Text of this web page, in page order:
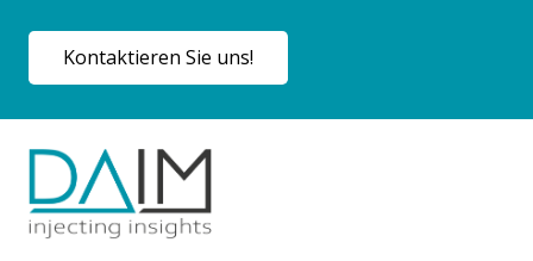
Kontaktieren Sie uns!